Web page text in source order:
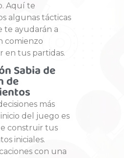
Aquí te
algunas tácticas
te ayudarán a
comienzo
en tus partidas.
Sabia de
de
más
del juego es
construir tus
iniciales.
con una